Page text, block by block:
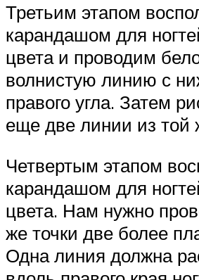
Третьим этапом
карандашом для
цвета и проводим
волнистую линию с
правого угла. Затем
еще две линии из той
Четвертым этапом
карандашом для
цвета. Нам нужно
же точки две более
Одна линия должна